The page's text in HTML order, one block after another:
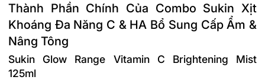
Thành Phần Chính Của Combo Sukin Xịt
Khoáng Đa Năng C & HA Bổ Sung Cấp Ẩm &
Nâng Tông
Sukin Glow Range Vitamin C Brightening Mist
125ml